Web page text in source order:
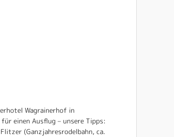
Wagrainerhof in
einen Ausflug – unsere Tipps:
(Ganzjahresrodelbahn, ca.